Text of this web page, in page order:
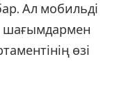
Ал мобильді
шағымдармен
өзі